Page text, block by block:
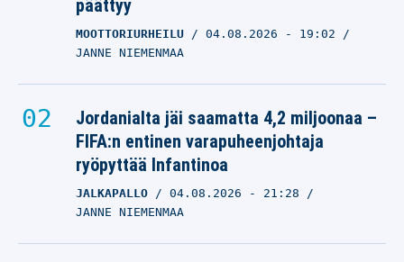
päättyy
MOOTTORIURHEILU 04.08.2026 - 19:02
JANNE NIEMENMAA
Jordanialta jäi saamatta 4,2 miljoonaa –
FIFA:n entinen varapuheenjohtaja
ryöpyttää Infantinoa
JALKAPALLO 04.08.2026 - 21:28
JANNE NIEMENMAA